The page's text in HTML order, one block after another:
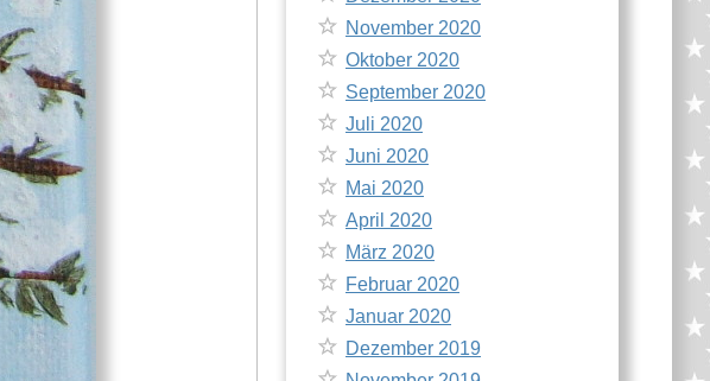
November 2020
Oktober 2020
September 2020
Juli 2020
Juni 2020
Mai 2020
April 2020
März 2020
Februar 2020
Januar 2020
Dezember 2019